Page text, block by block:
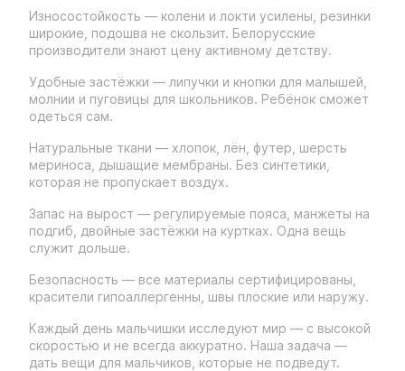
Износостойкость — колени и локти усилены, резинки
широкие, подошва не скользит. Белорусские
производители знают цену активному детству.
Удобные застёжки — липучки и кнопки для малышей,
молнии и пуговицы для школьников. Ребёнок сможет
одеться сам.
Натуральные ткани — хлопок, лён, футер, шерсть
мериноса, дышащие мембраны. Без синтетики,
которая не пропускает воздух.
Запас на вырост — регулируемые пояса, манжеты на
подгиб, двойные застёжки на куртках. Одна вещь
служит дольше.
Безопасность — все материалы сертифицированы,
красители гипоаллергенны, швы плоские или наружу.
Каждый день мальчишки исследуют мир — с высокой
скоростью и не всегда аккуратно. Наша задача —
дать вещи для мальчиков, которые не подведут.